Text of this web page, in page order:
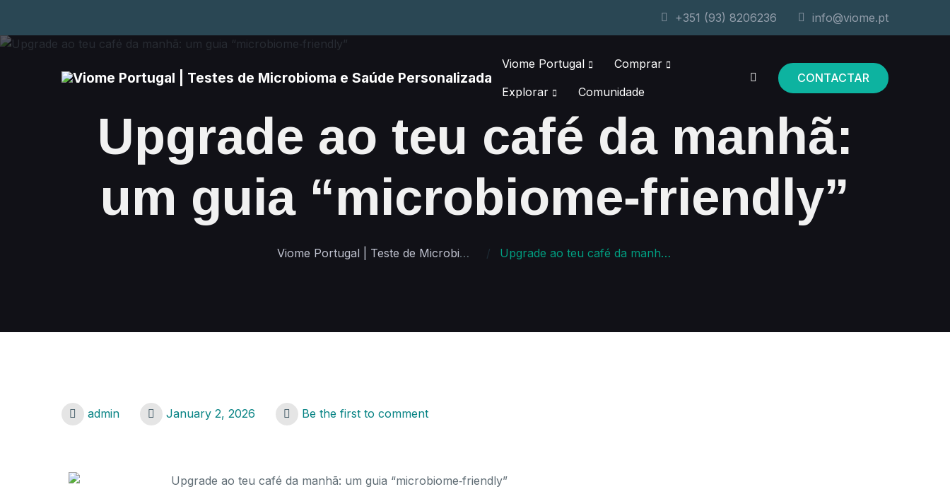
+351 (93) 8206236 info@viome.pt
Viome Portugal
Comprar
Explorar
Comunidade
CONTACTAR
Upgrade ao teu café da manhã:
um guia “microbiome‑friendly”
Viome Portugal | Teste de Microbioma e Saúde Personalizada Upgrade ao teu café da manhã: um guia “microbiome‑friendly”
admin January 2, 2026 Be the first to comment